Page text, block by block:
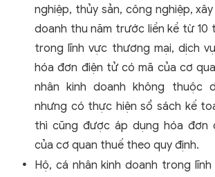
nghiệp, thủy sản, công nghiệp,
doanh thu năm trước liền kề từ 10
trong lĩnh vực thương mại, dịch
hóa đơn điện tử có mã của cơ
nhân kinh doanh không thuộc
nhưng có thực hiện sổ sách kế
thì cũng được áp dụng hóa đơn
của cơ quan thuế theo quy định.
Hộ, cá nhân kinh doanh trong